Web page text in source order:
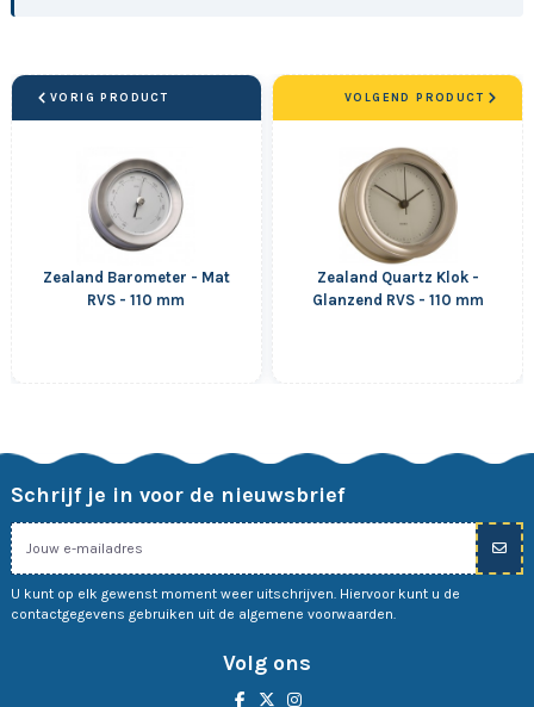
VORIG PRODUCT
Zealand Barometer - Mat
RVS - 110 mm
Zealand Quartz Klok -
Glanzend RVS - 110 mm
VOLGEND PRODUCT
Schrijf je in voor de nieuwsbrief
U kunt op elk gewenst moment weer uitschrijven. Hiervoor kunt u de
contactgegevens gebruiken uit de algemene voorwaarden.
Volg ons